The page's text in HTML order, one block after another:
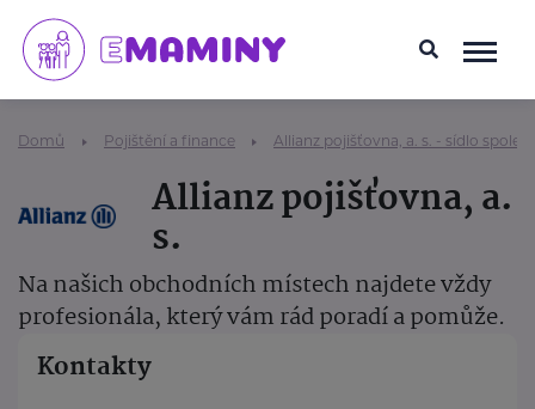
Domů Pojištění a finance Allianz pojišťovna, a. s. - sídlo
Allianz pojišťovna, a.
s.
Na našich obchodních místech najdete vždy
profesionála, který vám rád poradí a pomůže.
Kontakty